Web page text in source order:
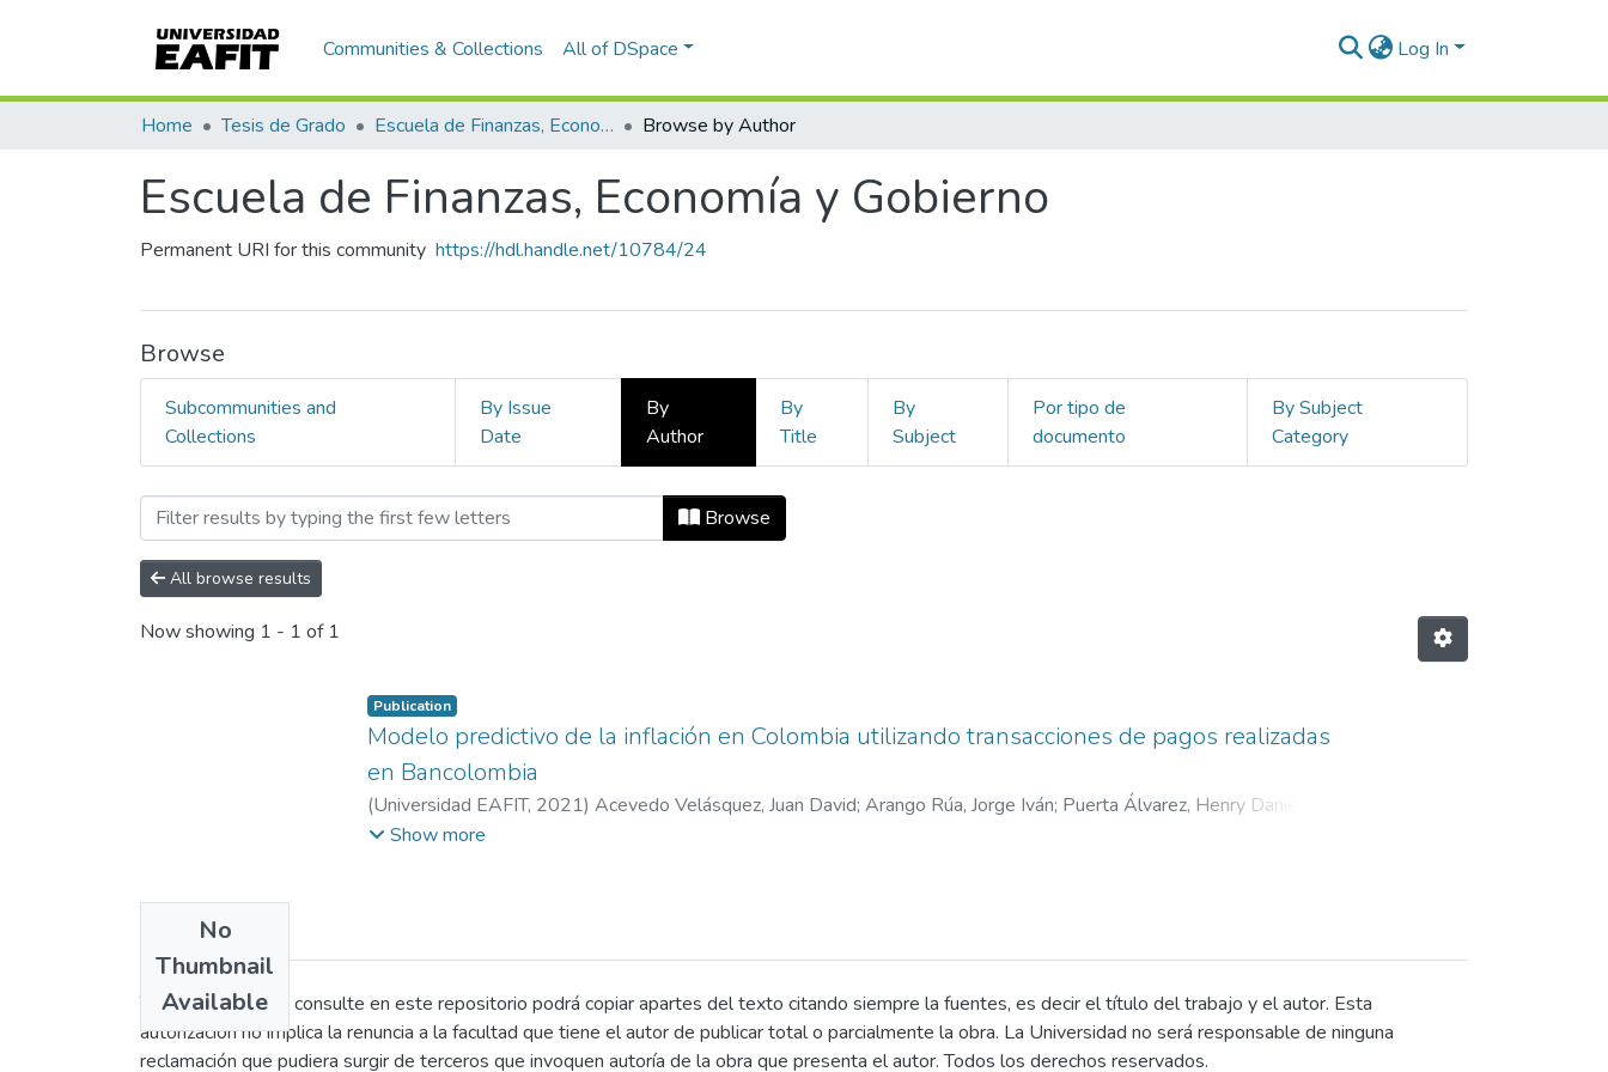
Communities & Collections All of DSpace Log In
Home Tesis de Grado Escuela de Finanzas, Economía y Gobierno Browse by Author
Escuela de Finanzas, Economía y Gobierno
Permanent URI for this community https://hdl.handle.net/10784/24
Browse
Subcommunities and
Collections
By Issue
Date
By
Author
By
Title
By
Subject
Por tipo de
documento
By Subject
Category
Browsing Escuela de Finanzas, Economía y Gobierno by Author "Acevedo Velásquez, Juan David"
Browse
All browse results
Now showing 1 - 1 of 1
No
Thumbnail
Available
Publication
Modelo predictivo de la inflación en Colombia utilizando transacciones de pagos realizadas
en Bancolombia
(Universidad EAFIT, 2021) Acevedo Velásquez, Juan David; Arango Rúa, Jorge Iván; Puerta Álvarez, Henry Daniel
Hurtado Rendón, Álvaro Arturo
Show more
Todo persona que consulte en este repositorio podrá copiar apartes del texto citando siempre la fuentes, es decir el título del trabajo y el autor. Esta
autorización no implica la renuncia a la facultad que tiene el autor de publicar total o parcialmente la obra. La Universidad no será responsable de ninguna
reclamación que pudiera surgir de terceros que invoquen autoría de la obra que presenta el autor. Todos los derechos reservados.